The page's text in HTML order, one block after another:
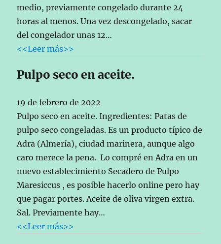
medio, previamente congelado durante 24
horas al menos. Una vez descongelado, sacar
del congelador unas 12…
<<Leer más>>
Pulpo seco en aceite.
19 de febrero de 2022
Pulpo seco en aceite. Ingredientes: Patas de
pulpo seco congeladas. Es un producto típico de
Adra (Almería), ciudad marinera, aunque algo
caro merece la pena. Lo compré en Adra en un
nuevo establecimiento Secadero de Pulpo
Maresiccus , es posible hacerlo online pero hay
que pagar portes. Aceite de oliva virgen extra.
Sal. Previamente hay…
<<Leer más>>